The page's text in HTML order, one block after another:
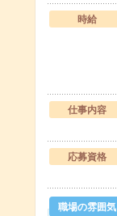
時給
仕事内容
応募資格
職場の雰囲気